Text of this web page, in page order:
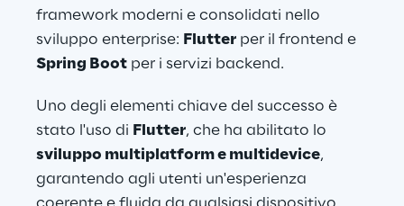
framework moderni e consolidati nello
sviluppo enterprise: Flutter per il frontend e
Spring Boot per i servizi backend.
Uno degli elementi chiave del successo è
stato l'uso di Flutter, che ha abilitato lo
sviluppo multiplatform e multidevice,
garantendo agli utenti un'esperienza